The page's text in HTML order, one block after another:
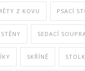
Z KOVU PSACÍ
SEDACÍ
SKŘÍNĚ